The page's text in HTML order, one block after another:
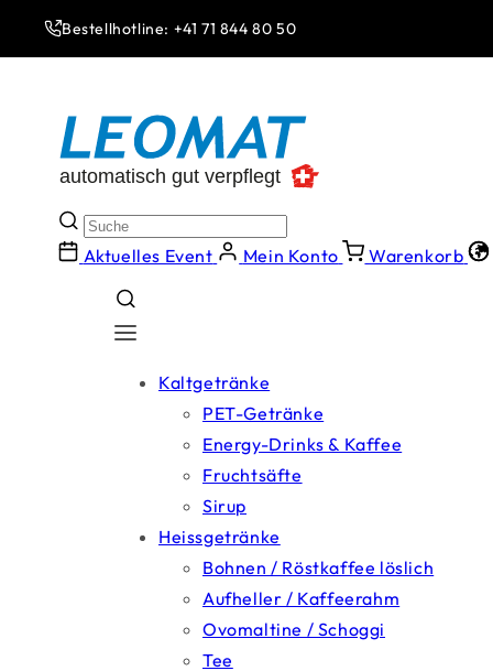
zum
Inhalt
Bestellhotline: +41 71 844 80 50
Aktuelles Event Mein Konto Warenkorb
Kaltgetränke
PET-Getränke
Energy-Drinks & Kaffee
Fruchtsäfte
Sirup
Heissgetränke
Bohnen / Röstkaffee löslich
Aufheller / Kaffeerahm
Ovomaltine / Schoggi
Tee